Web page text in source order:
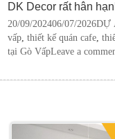
DK Decor rất hân
Posted
on
20/09/202406/07/2026DỰ
vấp,thiết kế quán cafe,
tại Gò VấpLeave a